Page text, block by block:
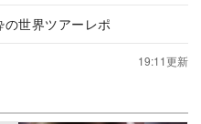
世界ツアーレポ
19:11更新